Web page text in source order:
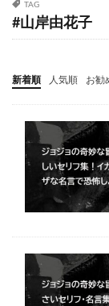
TAG
#山岸由花子
新着順 人気順 お勧
#
#
#
#
#
#
#